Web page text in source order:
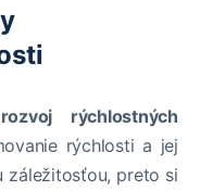
rýchlostných
rýchlosti a jej
preto si